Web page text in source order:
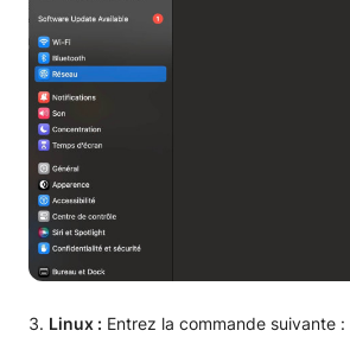
Linux : Entrez la commande suivante :